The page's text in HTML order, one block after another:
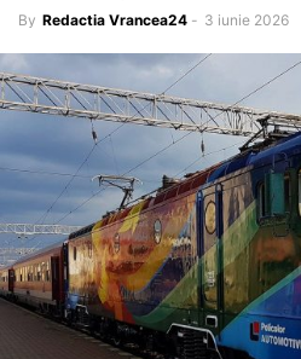
By Redactia Vrancea24 - 3 iunie 2026